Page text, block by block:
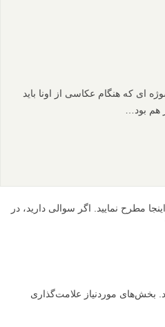
ای که هنگام عکاسی از اونا باید
هم بود…
مطرح نمایید. اگر سوالی دارید، در
بخش‌های موردنیاز علامت‌گذاری